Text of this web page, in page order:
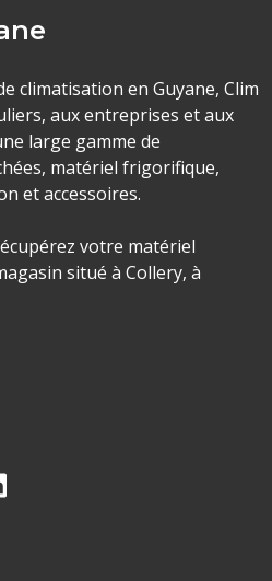
climatisation en Guyane, Clim
aux entreprises et aux
large gamme de
matériel frigorifique,
et accessoires.
votre matériel
situé à Collery, à